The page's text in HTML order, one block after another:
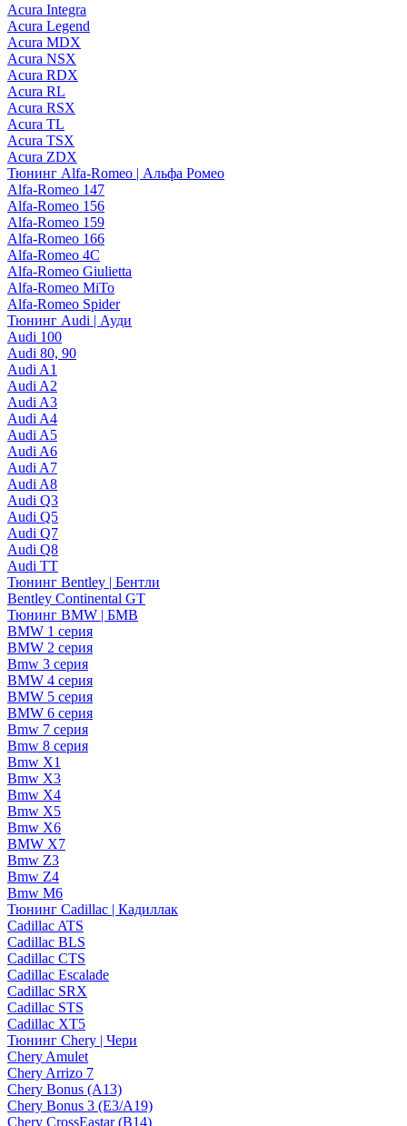
Acura Integra
Acura Legend
Acura MDX
Acura NSX
Acura RDX
Acura RL
Acura RSX
Acura TL
Acura TSX
Acura ZDX
Тюнинг Alfa-Romeo | Альфа Ромео
Alfa-Romeo 147
Alfa-Romeo 156
Alfa-Romeo 159
Alfa-Romeo 166
Alfa-Romeo 4C
Alfa-Romeo Giulietta
Alfa-Romeo MiTo
Alfa-Romeo Spider
Тюнинг Audi | Ауди
Audi 100
Audi 80, 90
Audi A1
Audi A2
Audi A3
Audi A4
Audi A5
Audi A6
Audi A7
Audi A8
Audi Q3
Audi Q5
Audi Q7
Audi Q8
Audi TT
Тюнинг Bentley | Бентли
Bentley Continental GT
Тюнинг BMW | БМВ
BMW 1 серия
BMW 2 серия
Bmw 3 серия
BMW 4 серия
BMW 5 серия
BMW 6 серия
Bmw 7 серия
Bmw 8 серия
Bmw X1
Bmw X3
Bmw X4
Bmw X5
Bmw X6
BMW X7
Bmw Z3
Bmw Z4
Bmw М6
Тюнинг Cadillac | Кадиллак
Cadillac ATS
Cadillac BLS
Cadillac CTS
Cadillac Escalade
Cadillac SRX
Cadillac STS
Cadillac XT5
Тюнинг Chery | Чери
Chery Amulet
Chery Arrizo 7
Chery Bonus (A13)
Chery Bonus 3 (E3/A19)
Chery CrossEastar (B14)